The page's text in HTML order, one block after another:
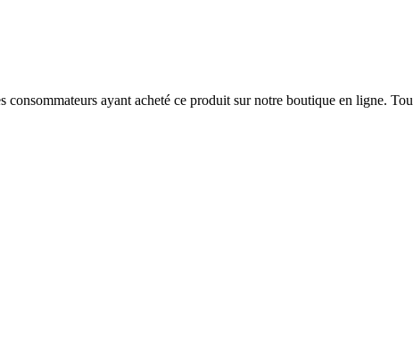
ayant acheté ce produit sur notre boutique en ligne.